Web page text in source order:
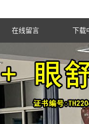
在线留言 下载